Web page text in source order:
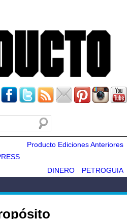
búsqueda
Producto Ediciones Anteriores
PETROGUIA
DINERO